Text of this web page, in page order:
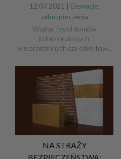
12.07.2021 | Elewacje,
zabezpieczenia
Wygląd fasad domów
jednorodzinnych,
wielorodzinnych czy obiektów...
NA STRAŻY